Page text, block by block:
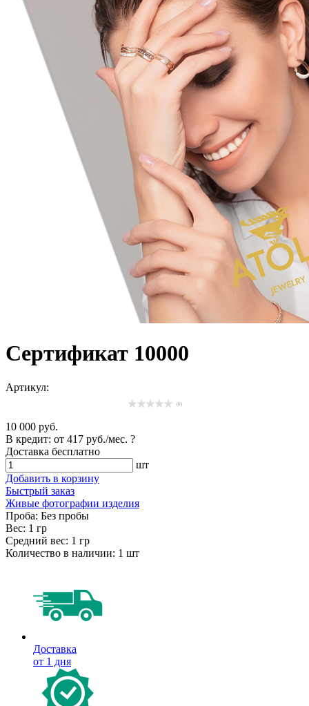
Сертификат 10000
Артикул:
(0)
10 000 руб.
В кредит: от 417 руб./мес. ?
Доставка бесплатно
шт
Добавить в корзину
Быстрый заказ
Живые фотографии изделия
Проба: Без пробы
Вес: 1 гр
Средний вес: 1 гр
Количество в наличии: 1 шт
Доставка
от 1 дня